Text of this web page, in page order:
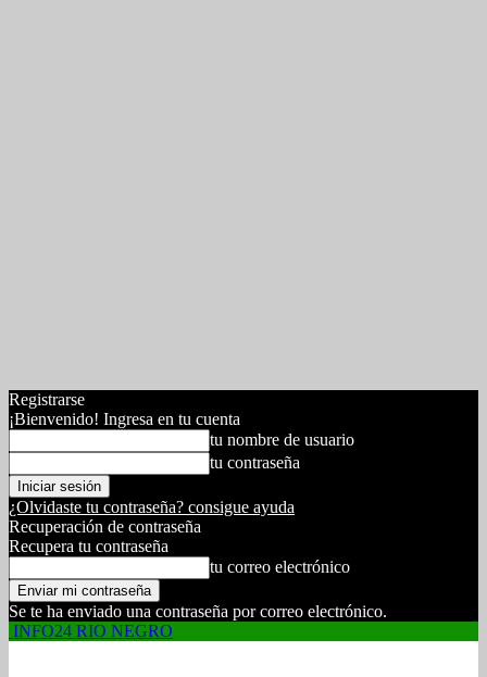
Registrarse
¡Bienvenido! Ingresa en tu cuenta
tu nombre de usuario
tu contraseña
¿Olvidaste tu contraseña? consigue ayuda
Recuperación de contraseña
Recupera tu contraseña
tu correo electrónico
Se te ha enviado una contraseña por correo electrónico.
INFO24 RIO NEGRO